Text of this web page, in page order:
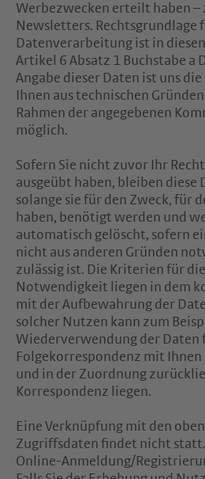
Werbezwecken erteilt haben –
Newsletters. Rechtsgrundlage
Datenverarbeitung ist in
Artikel 6 Absatz 1 Buchstabe a
Angabe dieser Daten ist uns
Ihnen aus technischen
Rahmen der angegebenen
möglich.
Sofern Sie nicht zuvor Ihr
ausgeübt haben, bleiben diese
solange sie für den Zweck, für
haben, benötigt werden und
automatisch gelöscht, sofern
nicht aus anderen Gründen
zulässig ist. Die Kriterien für
Notwendigkeit liegen in dem
mit der Aufbewahrung der
solcher Nutzen kann zum
Wiederverwendung der Daten
Folgekorrespondenz mit
und in der Zuordnung
Korrespondenz liegen.
Eine Verknüpfung mit den
Zugriffsdaten findet nicht
Online-Anmeldung/